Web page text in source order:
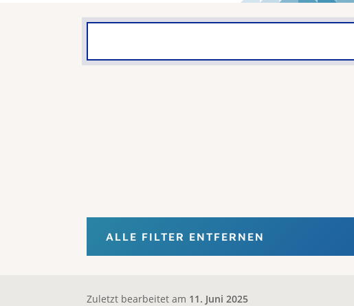
ALLE FILTER ENTFERNEN
Zuletzt bearbeitet am 11. Juni 2025